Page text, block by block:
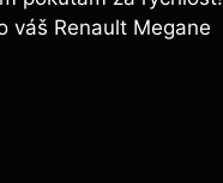
váš Renault Megane